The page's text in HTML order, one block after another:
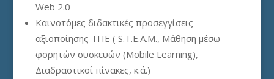
Web 2.0
Καινοτόμες διδακτικές προσεγγίσεις
αξιοποίησης ΤΠΕ ( S.T.E.A.M., Μάθηση μέσω
φορητών συσκευών (Mobile Learning),
Διαδραστικοί πίνακες, κ.ά.)